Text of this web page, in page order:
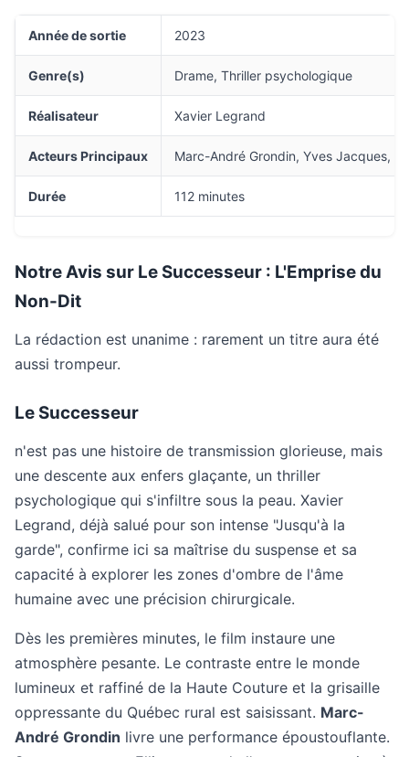
Année de sortie 2023
Genre(s) Drame, Thriller psychologique
Réalisateur Xavier Legrand
Acteurs Principaux Marc-André Grondin, Yves Jacques,
Durée 112 minutes
Notre Avis sur Le Successeur : L'Emprise du
Non-Dit
La rédaction est unanime : rarement un titre aura été
aussi trompeur.
Le Successeur
n'est pas une histoire de transmission glorieuse, mais
une descente aux enfers glaçante, un thriller
psychologique qui s'infiltre sous la peau. Xavier
Legrand, déjà salué pour son intense "Jusqu'à la
garde", confirme ici sa maîtrise du suspense et sa
capacité à explorer les zones d'ombre de l'âme
humaine avec une précision chirurgicale.
Dès les premières minutes, le film instaure une
atmosphère pesante. Le contraste entre le monde
lumineux et raffiné de la Haute Couture et la grisaille
oppressante du Québec rural est saisissant. Marc-
André Grondin livre une performance époustouflante.